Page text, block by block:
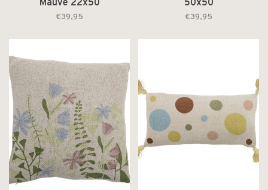
Mauve 22x50
€39,95
50x50
€39,95